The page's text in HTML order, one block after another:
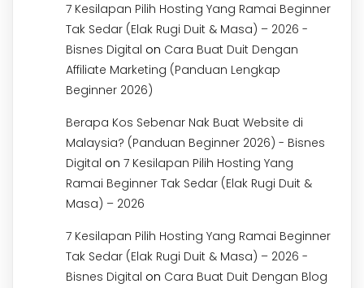
7 Kesilapan Pilih Hosting Yang Ramai Beginner
Tak Sedar (Elak Rugi Duit & Masa) – 2026 -
Bisnes Digital on Cara Buat Duit Dengan
Affiliate Marketing (Panduan Lengkap
Beginner 2026)
Berapa Kos Sebenar Nak Buat Website di
Malaysia? (Panduan Beginner 2026) - Bisnes
Digital on 7 Kesilapan Pilih Hosting Yang
Ramai Beginner Tak Sedar (Elak Rugi Duit &
Masa) – 2026
7 Kesilapan Pilih Hosting Yang Ramai Beginner
Tak Sedar (Elak Rugi Duit & Masa) – 2026 -
Bisnes Digital on Cara Buat Duit Dengan Blog